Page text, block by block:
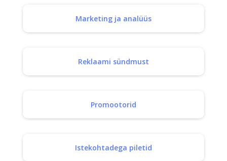
Marketing ja analüüs
Reklaami sündmust
Promootorid
Istekohtadega piletid